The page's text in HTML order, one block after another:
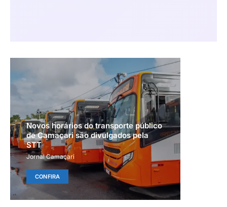
Novos horários do transporte público
de Camaçari são divulgados pela
STT
Jornal Camaçari
CONFIRA